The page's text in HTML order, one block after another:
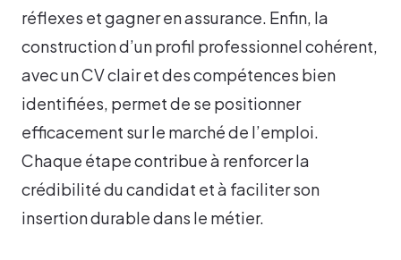
réflexes et gagner en assurance. Enfin, la
construction d’un profil professionnel cohérent,
avec un CV clair et des compétences bien
identifiées, permet de se positionner
efficacement sur le marché de l’emploi.
Chaque étape contribue à renforcer la
crédibilité du candidat et à faciliter son
insertion durable dans le métier.